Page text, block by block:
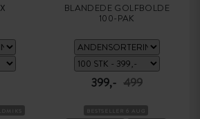
BLANDEDE GOLFBOLDE
100-PAK
399,- 499
BESTSELLER 6 AUG